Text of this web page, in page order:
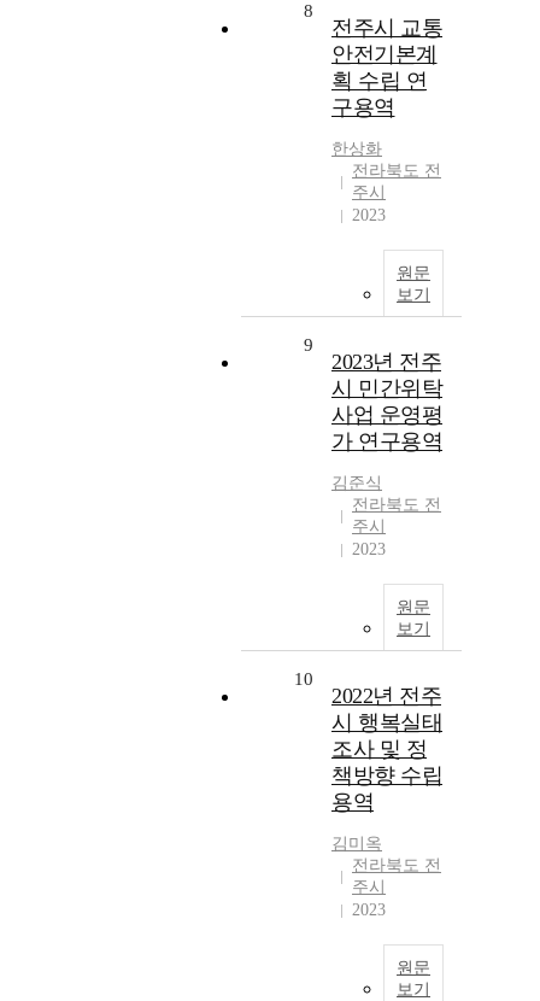
8
전주시 교통
안전기본계
획 수립 연
구용역
한상화
전라북도 전
주시
2023
원문
보기
9
2023년 전주
시 민간위탁
사업 운영평
가 연구용역
김준식
전라북도 전
주시
2023
원문
보기
10
2022년 전주
시 행복실태
조사 및 정
책방향 수립
용역
김미옥
전라북도 전
주시
2023
원문
보기